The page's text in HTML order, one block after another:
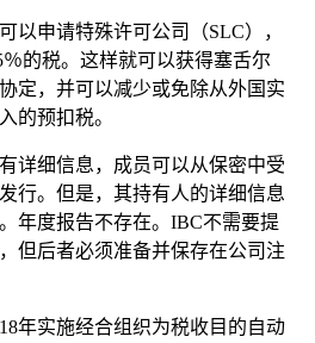
申请特殊许可公司（SLC），
的税。这样就可以获得塞舌尔
定，并可以减少或免除从外国实
的预扣税。
细信息，成员可以从保密中受
行。但是，其持有人的详细信息
年度报告不存在。IBC不需要提
但后者必须准备并保存在公司注
实施经合组织为税收目的自动